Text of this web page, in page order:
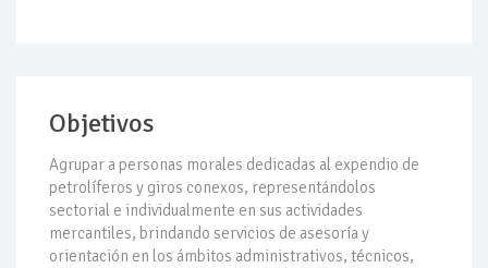
Objetivos
Agrupar a personas morales dedicadas al expendio de
petrolíferos y giros conexos, representándolos
sectorial e individualmente en sus actividades
mercantiles, brindando servicios de asesoría y
orientación en los ámbitos administrativos, técnicos,